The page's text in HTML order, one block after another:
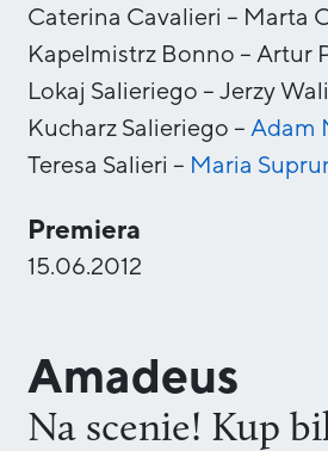
Caterina Cavalieri – Marta
Kapelmistrz Bonno – Artur
Lokaj Salieriego – Jerzy
Kucharz Salieriego – Adam
Teresa Salieri – Maria
Premiera
15.06.2012
Amadeus
Na scenie! Kup